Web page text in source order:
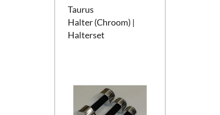
Taurus
Halter (Chroom) |
Halterset